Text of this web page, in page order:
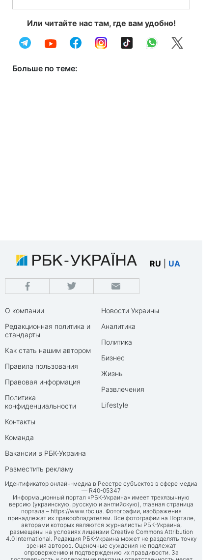
Или читайте нас там, где вам удобно!
Больше по теме:
RU UA
О компании
Редакционная политика и
стандарты
Как стать нашим автором
Правила пользования
Правовая информация
Политика
конфиденциальности
Контакты
Команда
Вакансии в РБК-Украина
Разместить рекламу
Новости Украины
Аналитика
Политика
Бизнес
Жизнь
Развлечения
Lifestyle
Идентификатор онлайн-медиа в Реестре субъектов в сфере медиа
— R40-05347
Информационный портал «РБК-Украина» имеет трехязычную
версию (украинскую, русскую и английскую), главная страница
портала – https://www.rbc.ua. Фотографии, изображения
принадлежат их правообладателям. Все фотографии на Портале,
авторами которых являются журналисты РБК-Украина,
размещены на условиях лицензии Creative Commons Attribution
4.0 International. Редакция РБК-Украина может не разделять точку
зрения авторов. Оценочные суждения не подлежат
опровержению и подтверждению их правдивости. За